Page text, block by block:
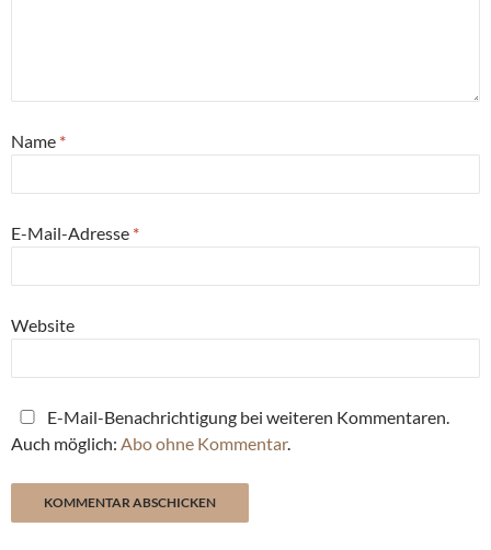
Name *
E-Mail-Adresse *
Website
E-Mail-Benachrichtigung bei weiteren Kommentaren.
Auch möglich: Abo ohne Kommentar.